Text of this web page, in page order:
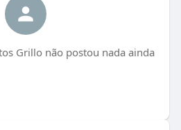
Grillo não postou nada ainda